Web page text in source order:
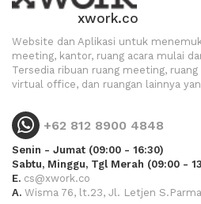
xwork.co
Website dan Aplikasi untuk
meeting, kantor, ruang acara mulai
Tersedia ribuan ruang meeting,
virtual office, dan ruangan lainnya
+62 812 8900 4848
Senin - Jumat (09:00 - 16:30)
Sabtu, Minggu, Tgl Merah (09:00 -
E. cs@xwork.co
A. Wisma 76, lt.23, Jl. Letjen